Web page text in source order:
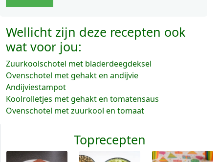
Wellicht zijn deze recepten ook
wat voor jou:
Zuurkoolschotel met bladerdeegdeksel
Ovenschotel met gehakt en andijvie
Andijviestampot
Koolrolletjes met gehakt en tomatensaus
Ovenschotel met zuurkool en tomaat
Toprecepten